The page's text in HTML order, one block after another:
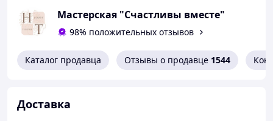
Мастерская "Счастливы вместе"
98% положительных отзывов
Каталог продавца Отзывы о продавце 1544
Доставка